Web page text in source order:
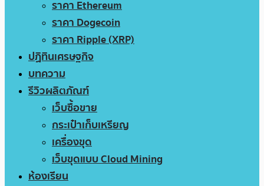
ราคา Ethereum
ราคา Dogecoin
ราคา Ripple (XRP)
ปฏิทินเศรษฐกิจ
บทความ
รีวิวผลิตภัณฑ์
เว็บซื้อขาย
กระเป๋าเก็บเหรียญ
เครื่องขุด
เว็บขุดแบบ Cloud Mining
ห้องเรียน